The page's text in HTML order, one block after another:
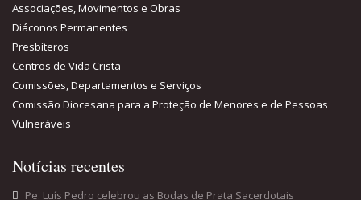
Associações, Movimentos e Obras
Diáconos Permanentes
Presbíteros
Centros de Vida Cristã
Comissões, Departamentos e Serviços
Comissão Diocesana para a Proteção de Menores e de Pessoas
Vulneráveis
Notícias recentes
Pe. Luís Pedro celebrou as Bodas de Prata Sacerdotais